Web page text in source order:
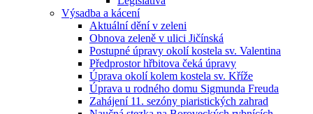
Výsadba a kácení
Aktuální dění v zeleni
Obnova zeleně v ulici Jičínská
Postupné úpravy okolí kostela sv. Valentina
Předprostor hřbitova čeká úpravy
Úprava okolí kolem kostela sv. Kříže
Úprava u rodného domu Sigmunda Freuda
Zahájení 11. sezóny piaristických zahrad